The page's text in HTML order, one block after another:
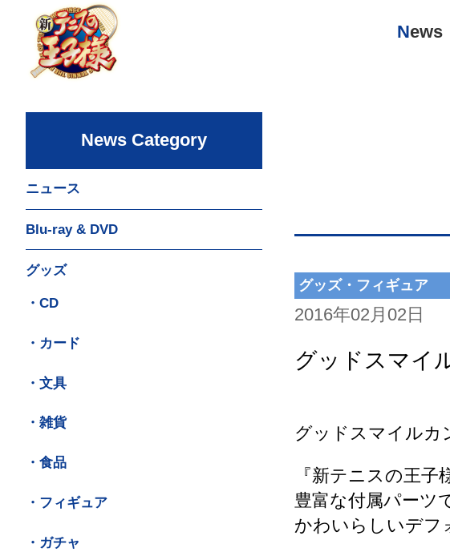
News
グッズ・フィギュア
2016年02月02日
グッドスマイ
グッドスマイルカ
『新テニスの王子
豊富な付属パーツ
かわいらしいデフ
News Category
ニュース
Blu-ray & DVD
グッズ
・CD
・カード
・文具
・雑貨
・食品
・フィギュア
・ガチャ